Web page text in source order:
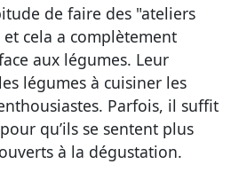
de faire des "ateliers
cela a complètement
aux légumes. Leur
légumes à cuisiner les
Parfois, il suffit
qu’ils se sentent plus
à la dégustation.